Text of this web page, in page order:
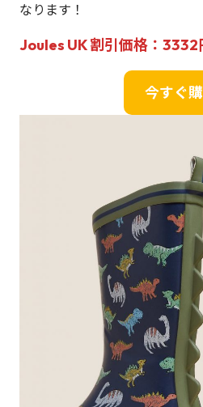
なります！
Joules UK 割引価格：3332
今すぐ